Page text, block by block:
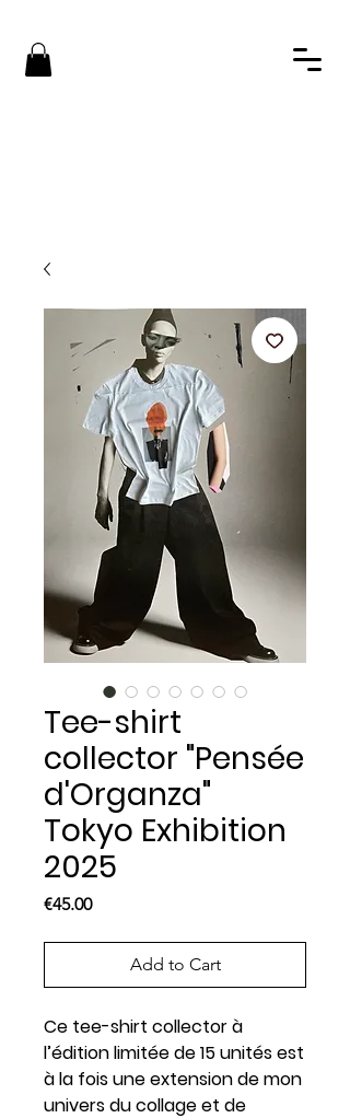
Tee-shirt
collector "Pensée
d'Organza"
Tokyo Exhibition
2025
€45.00Price
Add to Cart
Ce tee-shirt collector à
l’édition limitée de 15 unités est
à la fois une extension de mon
univers du collage et de